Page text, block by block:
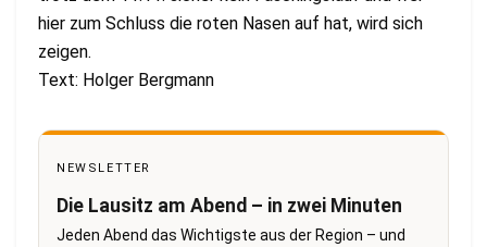
hier zum Schluss die roten Nasen auf hat, wird sich
zeigen.
Text: Holger Bergmann
NEWSLETTER
Die Lausitz am Abend – in zwei Minuten
Jeden Abend das Wichtigste aus der Region – und